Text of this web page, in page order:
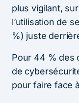
plus vigilant,
l’utilisation de
%) juste
Pour 44 % des
de
pour faire face